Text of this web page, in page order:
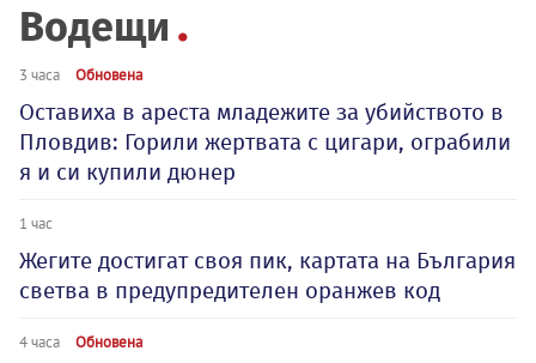
Водещи
3 часа Обновена
Оставиха в ареста младежите за убийството в
Пловдив: Горили жертвата с цигари, ограбили
я и си купили дюнер
1 час
Жегите достигат своя пик, картата на България
светва в предупредителен оранжев код
4 часа Обновена